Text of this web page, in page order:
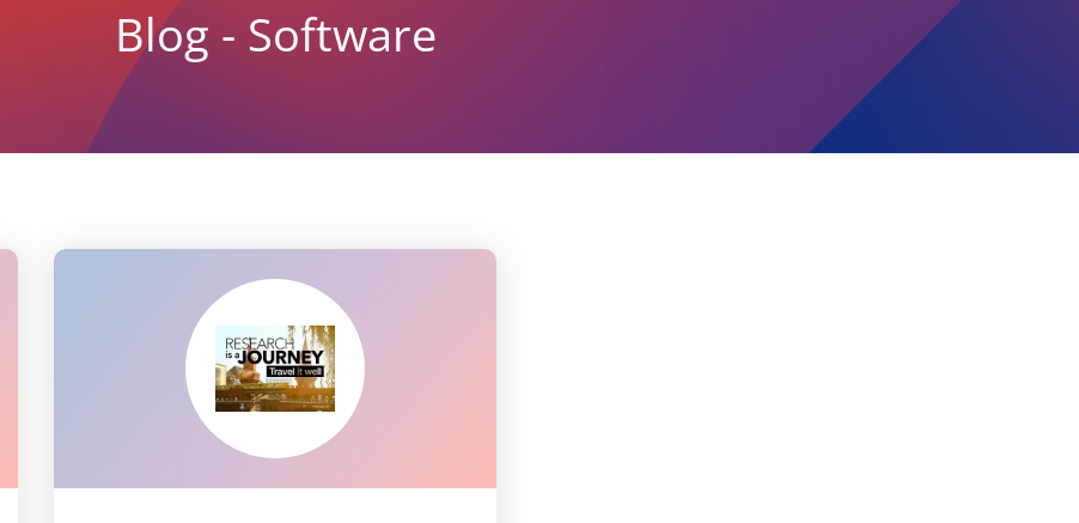
Blog - Software